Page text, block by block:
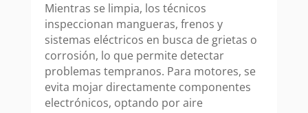
Mientras se limpia, los técnicos
inspeccionan mangueras, frenos y
sistemas eléctricos en busca de grietas o
corrosión, lo que permite detectar
problemas tempranos. Para motores, se
evita mojar directamente componentes
electrónicos, optando por aire